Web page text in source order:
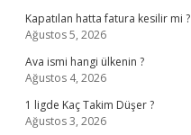
Kapatılan hatta fatura kesilir mi ?
Ağustos 5, 2026
Ava ismi hangi ülkenin ?
Ağustos 4, 2026
1 ligde Kaç Takim Düşer ?
Ağustos 3, 2026